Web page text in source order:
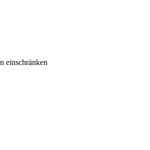
einschränken